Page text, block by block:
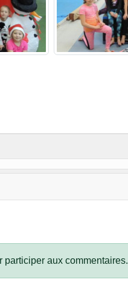
participer aux commentaires.